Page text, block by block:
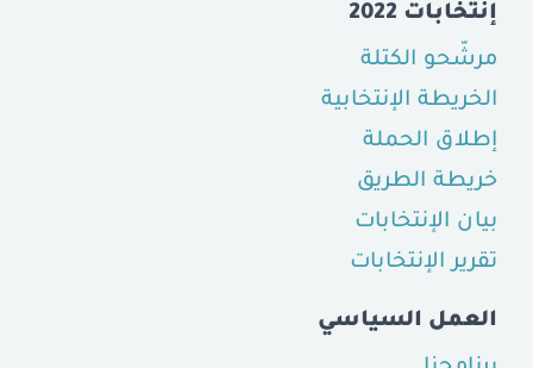
إنتخابات 2022
مرشّحو الكتلة
الخريطة الإنتخابية
إطلاق الحملة
خريطة الطريق
بيان الإنتخابات
تقرير الإنتخابات
العمل السياسي